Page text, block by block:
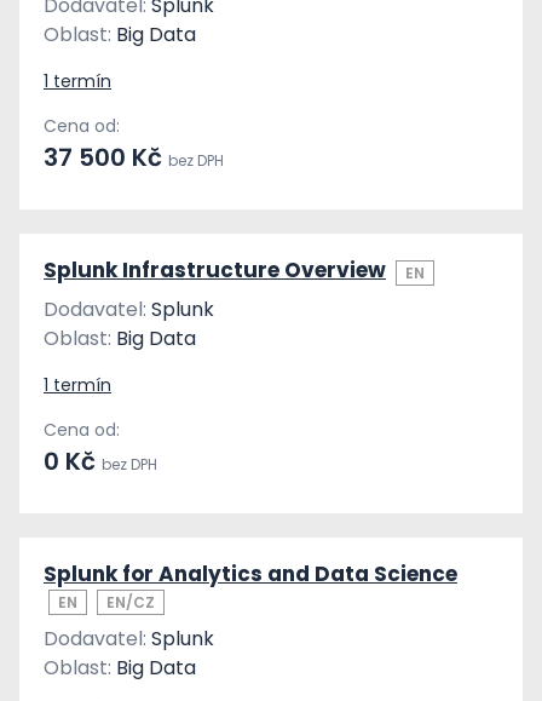
Oblast: Big Data
1 termín
Cena od:
37 500 Kč bez DPH
Splunk Infrastructure Overview EN
Dodavatel: Splunk
Oblast: Big Data
1 termín
Cena od:
0 Kč bez DPH
Splunk for Analytics and Data Science
EN EN/CZ
Dodavatel: Splunk
Oblast: Big Data